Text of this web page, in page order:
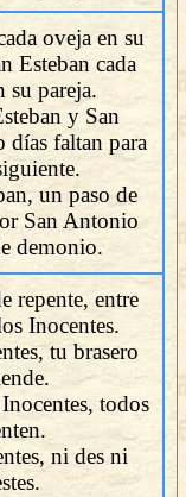
oveja en su
Esteban cada
su pareja.
y San
días faltan para
un paso de
San Antonio
demonio.
repente, entre
Inocentes.
tu brasero
todos
ni des ni